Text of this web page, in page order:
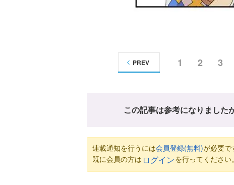
1 2 3
PREV
この記事は参考になりました
連載通知を行うには会員登録(無料)が必要で
既に会員の方は ログインを行ってください。